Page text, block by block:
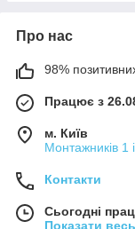
Про нас
98%
Працює з
м. Київ
Монтажників 1
Контакти
Сьогодні
Показати